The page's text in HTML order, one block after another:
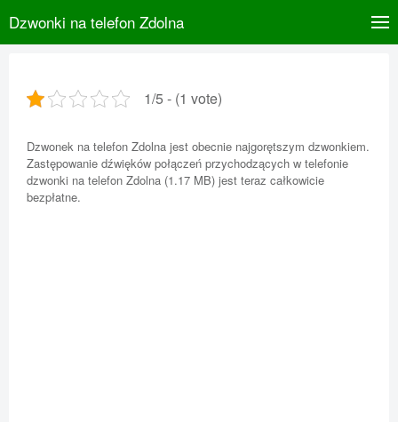
Dzwonki na telefon Zdolna
1/5 - (1 vote)
Dzwonek na telefon Zdolna jest obecnie najgorętszym dzwonkiem.
Zastępowanie dźwięków połączeń przychodzących w telefonie
dzwonki na telefon Zdolna (1.17 MB) jest teraz całkowicie
bezpłatne.